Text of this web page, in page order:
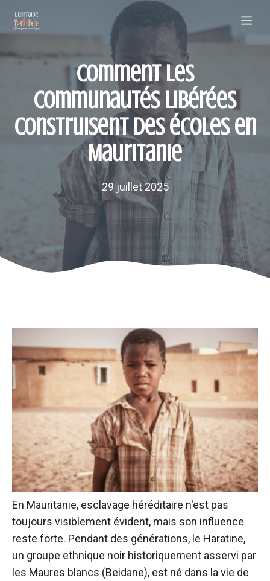
Comment les
communautés libérées
construisent des écoles en
Mauritanie
29 juillet 2025
En Mauritanie, esclavage héréditaire n'est pas
toujours visiblement évident, mais son influence
reste forte. Pendant des générations, le Haratine,
un groupe ethnique noir historiquement asservi par
les Maures blancs (Beidane), est né dans la vie de